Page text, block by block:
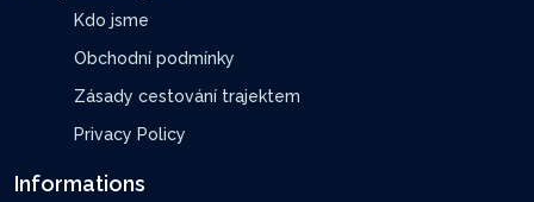
Kdo jsme
Obchodní podmínky
Zásady cestování trajektem
Privacy Policy
Informations